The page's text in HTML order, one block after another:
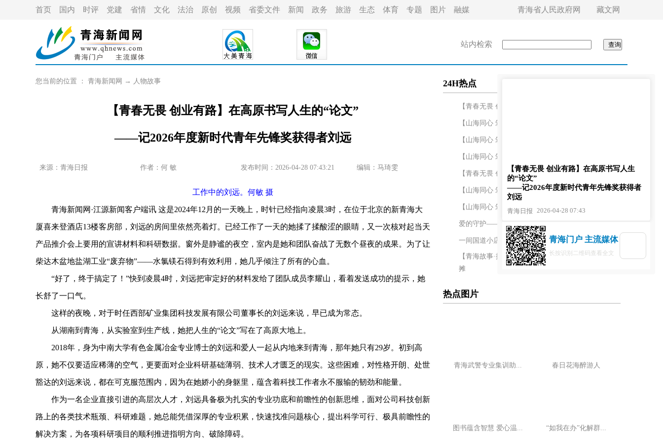
首页 国内 时评 党建 省情 文化 法治 原创 视频 省委文件 新闻 政务 旅游 生态 体育 专题 图片 融媒 青海省人民政府网 藏文网
站内检索
您当前的位置 ： 青海新闻网 → 人物故事
【青春无畏 创业有路】在高原书写人生的“论文”
——记2026年度新时代青年先锋奖获得者刘远
来源：青海日报 作者： 何 敏 发布时间：2026-04-28 07:43:21 编辑：马琦雯
24H热点
【青春无畏 创业有路】在高原书写人生的“论文...
【山海同心 筑梦青海·援青故事】一枚小钩针 解开大...
【山海同心 筑梦青海·援青故事】何丽：携一身医术 ...
【山海同心 筑梦青海·援青故事】一位援青教师的高...
【青春无畏 创业有路】以陶艺之美点亮人生——卓嘎...
【山海同心 筑梦青海·援青故事】“梁”老师：九年...
【山海同心 筑梦青海·援青故事】尤宏争的渔业情
爱的守护——互助县塘川镇坪地村魏治福的生命奇迹
一间国道小店的16年蝶变
【青海故事·探班三百六十行】李学勤和她的十元理发
摊
热点图片
青海武警专业集训助... 春日花海醉游人
图书蕴含智慧 爱心温... “如我在办”化解群...
【青春无畏 创业有路】在高原书写人生
的“论文”
——记2026年度新时代青年先锋奖获得者
刘远
青海日报 2026-04-28 07:43
青海门户 主流媒体
长按识别二维码查看全文